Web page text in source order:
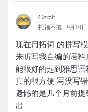
Geralt
托福不拖 9月10
现在用拓词 的拼写
来听写我自编的语料
能很好的起到雅思语
真的很方便 写没写
遗憾的是几个月前
出